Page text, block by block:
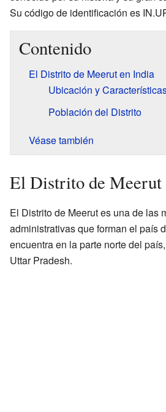
Su código de identificación es
Contenido
El Distrito de Meerut en India
Ubicación y
Población del Distrito
Véase también
El Distrito de Meerut
El Distrito de Meerut es una de las
administrativas que forman el país
encuentra en la parte norte del
Uttar Pradesh.